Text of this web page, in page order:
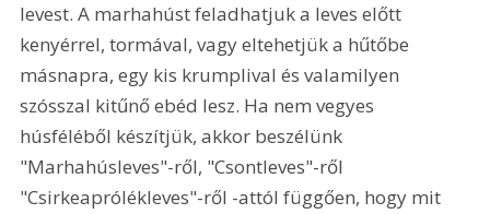
levest. A marhahúst feladhatjuk a leves előtt
kenyérrel, tormával, vagy eltehetjük a hűtőbe
másnapra, egy kis krumplival és valamilyen
szósszal kitűnő ebéd lesz. Ha nem vegyes
húsféléből készítjük, akkor beszélünk
"Marhahúsleves"-ről, "Csontleves"-ről
"Csirkeaprólékleves"-ről -attól függően, hogy mit